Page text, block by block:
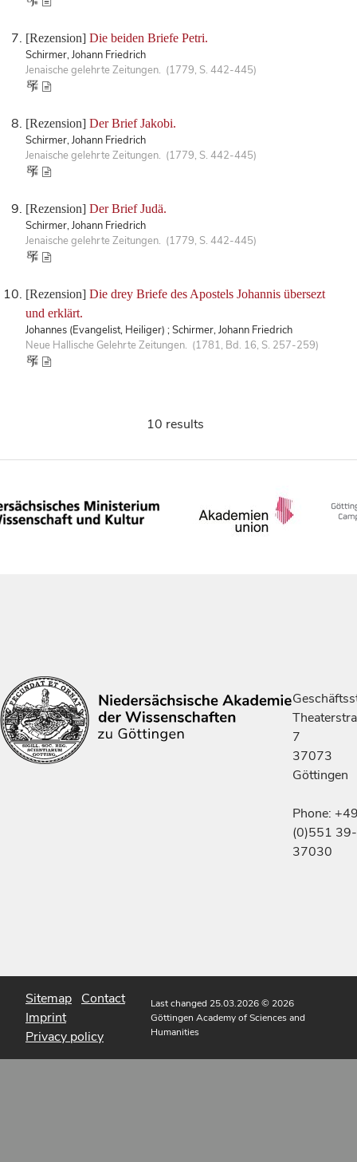
[Rezension] Die beiden Briefe Petri.
Schirmer, Johann Friedrich
Jenaische gelehrte Zeitungen. (1779, S. 442-445)
[Rezension] Der Brief Jakobi.
Schirmer, Johann Friedrich
Jenaische gelehrte Zeitungen. (1779, S. 442-445)
[Rezension] Der Brief Judä.
Schirmer, Johann Friedrich
Jenaische gelehrte Zeitungen. (1779, S. 442-445)
[Rezension] Die drey Briefe des Apostels Johannis übersezt
und erklärt.
Johannes (Evangelist, Heiliger) ; Schirmer, Johann Friedrich
Neue Hallische Gelehrte Zeitungen. (1781, Bd. 16, S. 257-259)
10 results
7
37073
Göttingen
Phone:
(0)551 39-
37030
Sitemap Contact
Imprint
Privacy policy
Last changed 25.03.2026© 2026
Göttingen Academy of Sciences and
Humanities